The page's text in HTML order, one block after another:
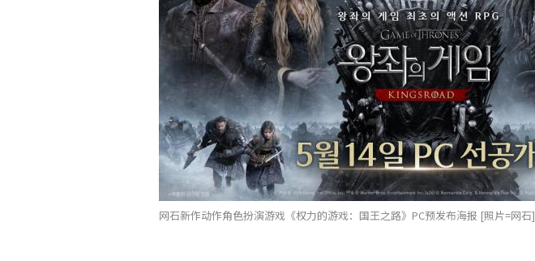
网石新作动作角色扮演游戏《权力的游戏：国王之路》PC预发布海报 [照片=网石]